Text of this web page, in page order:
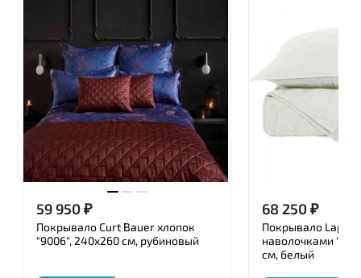
59 950₽
Покрывало Curt Bauer хлопок
"9006", 240x260 см, рубиновый
68 250₽
Покрывало
наволочками
см, белый